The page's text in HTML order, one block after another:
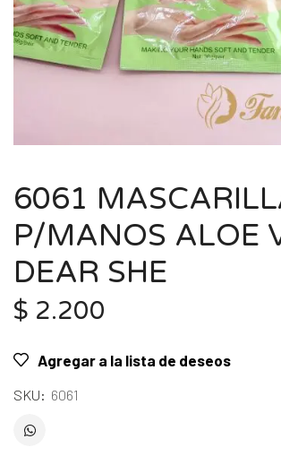
6061
P/MANOS ALOE
DEAR SHE
$ 2.200
Agregar a la lista de deseos
SKU: 6061